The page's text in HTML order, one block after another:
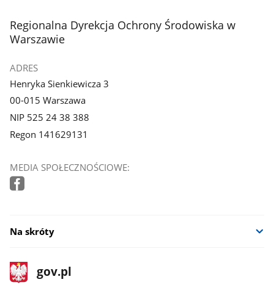
stopka
Regionalna Dyrekcja Ochrony Środowiska w
Warszawie
ADRES
Henryka Sienkiewicza 3
00-015 Warszawa
NIP 525 24 38 388
Regon 141629131
MEDIA SPOŁECZNOŚCIOWE:
Na skróty
stopka
gov.pl
Strona
gov.pl